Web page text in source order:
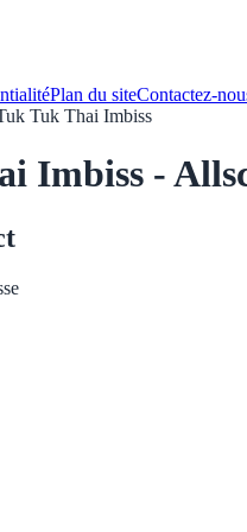
Plan du siteContactez-
Tuk Thai Imbiss
Imbiss -